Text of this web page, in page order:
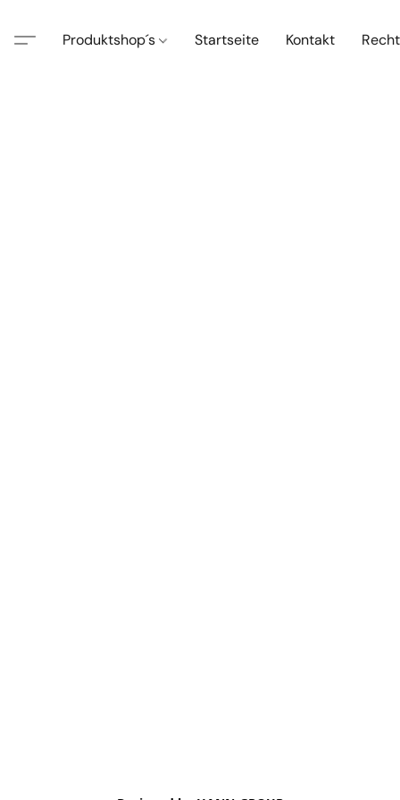
Produktshop´s Startseite Kontakt